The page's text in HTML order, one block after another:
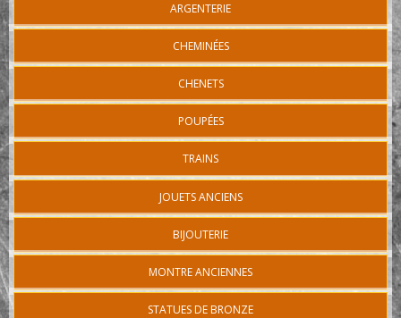
ARGENTERIE
CHEMINÉES
CHENETS
POUPÉES
TRAINS
JOUETS ANCIENS
BIJOUTERIE
MONTRE ANCIENNES
STATUES DE BRONZE